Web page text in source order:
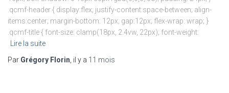
.qcmf-header { display:flex; justify-content:space-between; align-
items:center; margin-bottom: 12px; gap:12px; flex-wrap: wrap; }
.qcmf-title { font-size: clamp(18px, 2.4vw, 22px); font-weight:
Lire la suite
Par Grégory Florin , il y a 11 mois